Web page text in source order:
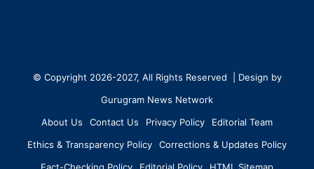
© Copyright 2026-2027, All Rights Reserved | Design by
Gurugram News Network
About Us
Contact Us Privacy Policy
Editorial Team
Ethics & Transparency Policy
Corrections & Updates Policy